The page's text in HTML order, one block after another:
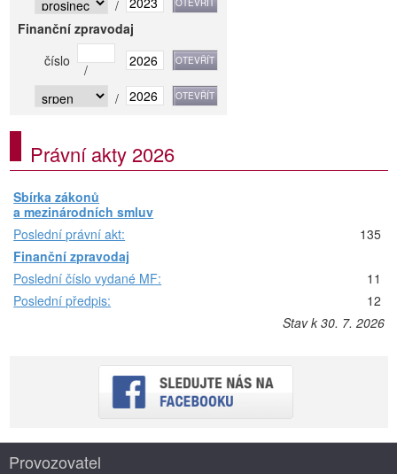
/
Finanční zpravodaj
číslo
/
/
Právní akty 2026
Sbírka zákonů
a mezinárodních smluv
Poslední právní akt:
135
Finanční zpravodaj
Poslední číslo vydané MF:
11
Poslední předpis:
12
Stav k 30. 7. 2026
Provozovatel